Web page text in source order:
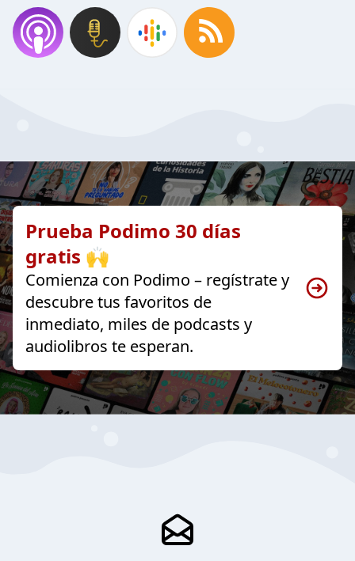
Prueba Podimo 30 días
gratis 🙌
Comienza con Podimo – regístrate y
descubre tus favoritos de
inmediato, miles de podcasts y
audiolibros te esperan.